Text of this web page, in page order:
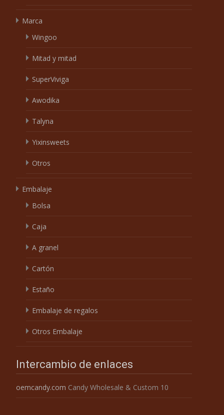
Marca
Wingoo
Mitad y mitad
SuperViviga
Awodika
Talyna
Yixinsweets
Otros
Embalaje
Bolsa
Caja
A granel
Cartón
Estaño
Embalaje de regalos
Otros Embalaje
Intercambio de enlaces
oemcandy.com Candy Wholesale & Custom 10